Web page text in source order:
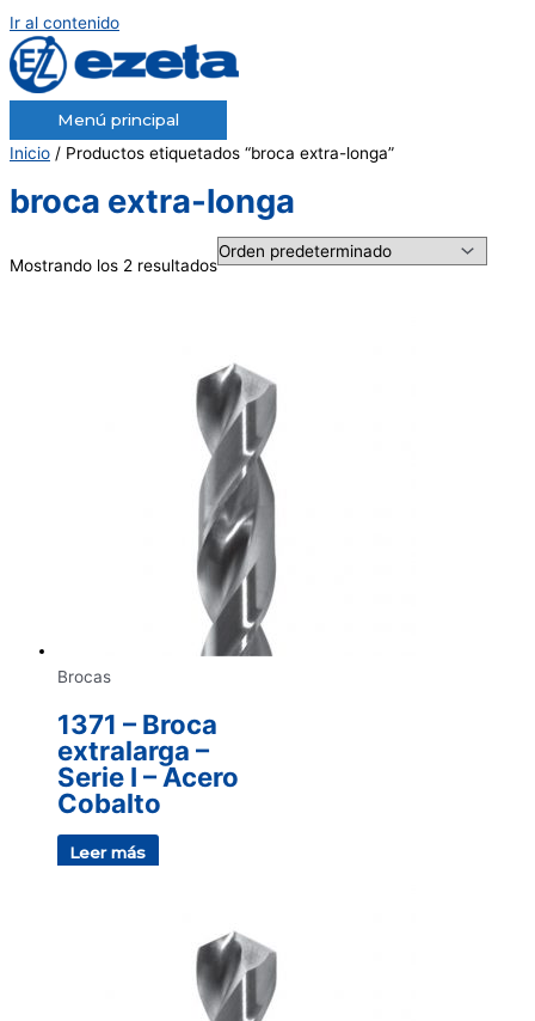
Ir al contenido
Menú principal
Inicio / Productos etiquetados “broca extra-longa”
broca extra-longa
Mostrando los 2 resultados
Brocas
1371 – Broca
extralarga –
Serie I – Acero
Cobalto
Leer más